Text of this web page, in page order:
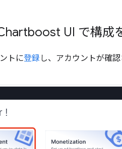
UI で構成
トに登録 し、アカウントが確